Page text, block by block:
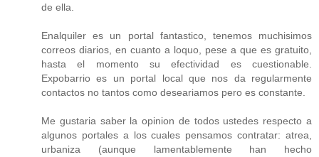
de ella.
Enalquiler es un portal fantastico, tenemos muchisimos
correos diarios, en cuanto a loquo, pese a que es gratuito,
hasta el momento su efectividad es cuestionable.
Expobarrio es un portal local que nos da regularmente
contactos no tantos como deseariamos pero es constante.
Me gustaria saber la opinion de todos ustedes respecto a
algunos portales a los cuales pensamos contratar: atrea,
urbaniza (aunque lamentablemente han hecho